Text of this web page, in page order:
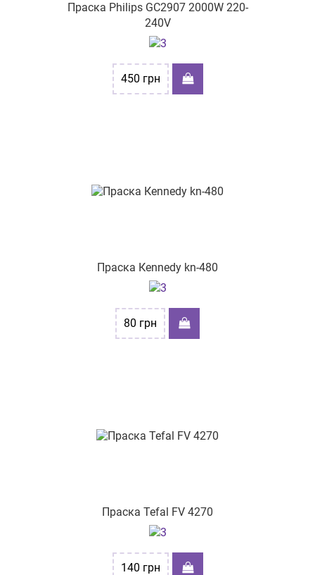
вул. Євгена Танцюри 37/43
Праска Philips GC2907 2000W 220-
240V
450 грн
Праска Кennedy kn-480
80 грн
Праска Tefal FV 4270
140 грн